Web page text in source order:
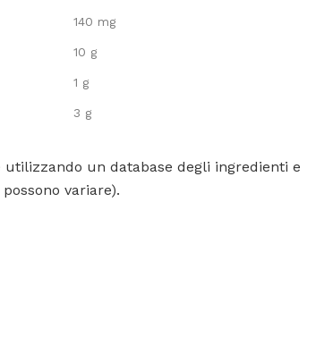
140 mg
10 g
1 g
3 g
un database degli ingredienti e
variare).